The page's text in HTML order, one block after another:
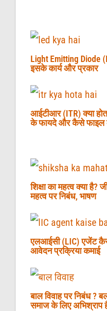
Light Emitting Diode
इसके कार्य और प्रकार
आईटीआर (ITR) क्या
के फायदे और कैसे फाइल
शिक्षा का महत्व क्या है?
महत्व पर निबंध, भाषण
एलआईसी (LIC) एजेंट कैसे
आवेदन प्रक्रिया कमाई
बाल विवाह पर निबंध ?
समाज के लिए अभिश्राप